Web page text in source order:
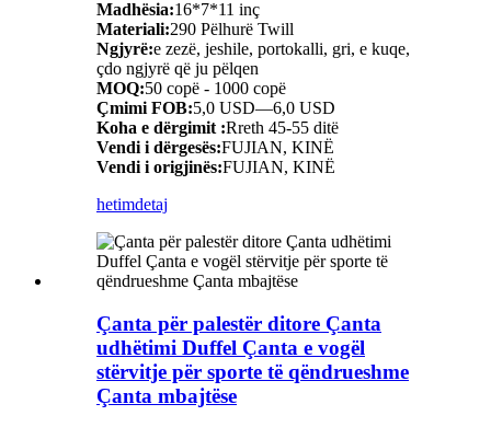
Madhësia:16*7*11 inç
Materiali:290 Pëlhurë Twill
Ngjyrë:e zezë, jeshile, portokalli, gri, e kuqe,
çdo ngjyrë që ju pëlqen
MOQ:50 copë - 1000 copë
Çmimi FOB:5,0 USD—6,0 USD
Koha e dërgimit :Rreth 45-55 ditë
Vendi i dërgesës:FUJIAN, KINË
Vendi i origjinës:FUJIAN, KINË
hetimdetaj
Çanta për palestër ditore Çanta
udhëtimi Duffel Çanta e vogël
stërvitje për sporte të qëndrueshme
Çanta mbajtëse